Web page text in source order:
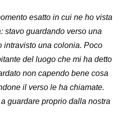
esatto in cui ne ho vista
stavo guardando verso una
intravisto una colonia. Poco
del luogo che mi ha detto
non capendo bene cosa
il verso le ha chiamate.
guardare proprio dalla nostra